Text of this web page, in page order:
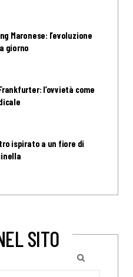
Maronese: l’evoluzione
giorno
l’ovvietà come
ispirato a un fiore di
SITO